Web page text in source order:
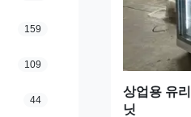
159
109
44
상업용 유
닛